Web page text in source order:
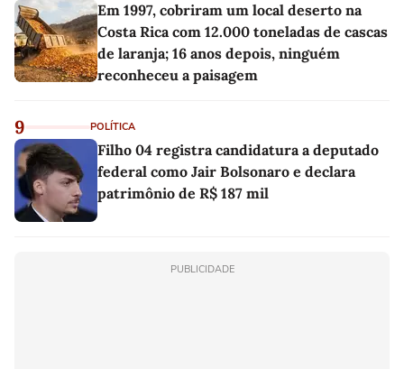
Em 1997, cobriram um local deserto na
Costa Rica com 12.000 toneladas de cascas
de laranja; 16 anos depois, ninguém
reconheceu a paisagem
9 POLÍTICA
Filho 04 registra candidatura a deputado
federal como Jair Bolsonaro e declara
patrimônio de R$ 187 mil
PUBLICIDADE